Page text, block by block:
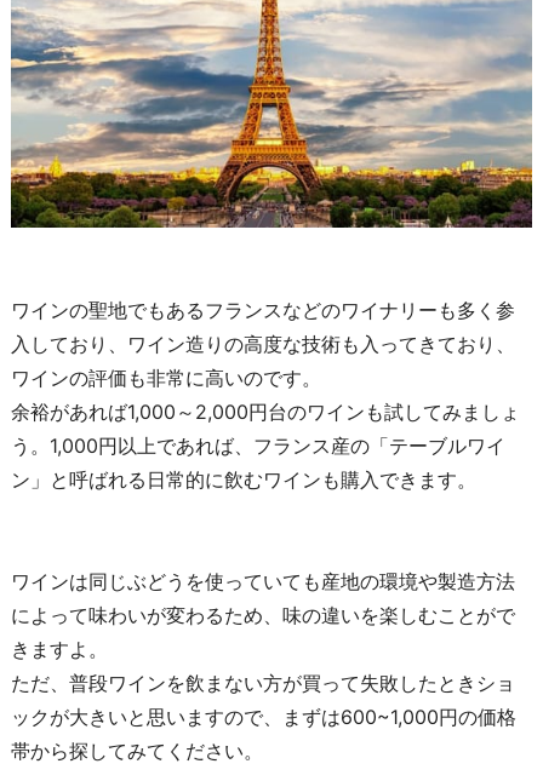
ワインの聖地でもあるフランスなどのワイナリーも多く参
入しており、ワイン造りの高度な技術も入ってきており、
ワインの評価も非常に高いのです。
余裕があれば1,000～2,000円台のワインも試してみましょ
う。1,000円以上であれば、フランス産の「テーブルワイ
ン」と呼ばれる日常的に飲むワインも購入できます。
ワインは同じぶどうを使っていても産地の環境や製造方法
によって味わいが変わるため、味の違いを楽しむことがで
きますよ。
ただ、普段ワインを飲まない方が買って失敗したときショ
ックが大きいと思いますので、まずは600~1,000円の価格
帯から探してみてください。